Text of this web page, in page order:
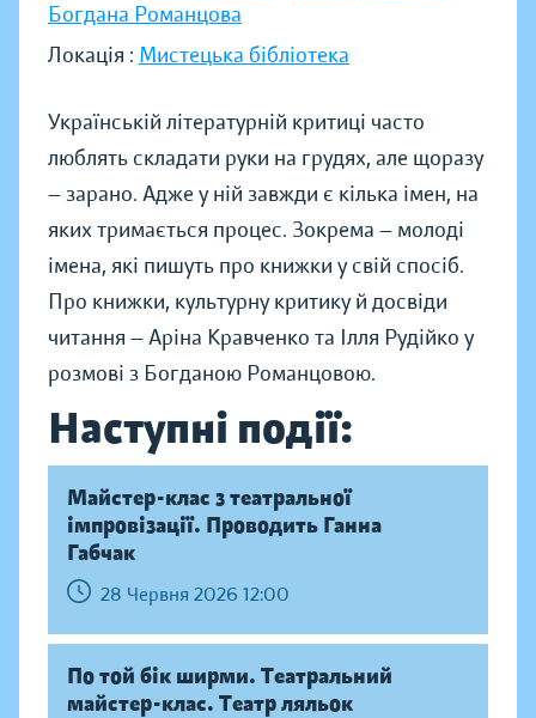
Богдана Романцова
Локація : Мистецька бібліотека
Українській літературній критиці часто
люблять складати руки на грудях, але щоразу
— зарано. Адже у ній завжди є кілька імен, на
яких тримається процес. Зокрема — молоді
імена, які пишуть про книжки у свій спосіб.
Про книжки, культурну критику й досвіди
читання — Аріна Кравченко та Ілля Рудійко у
розмові з Богданою Романцовою.
Наступні події:
Майстер-клас з театральної
імпровізації. Проводить Ганна
Габчак
28 Червня 2026 12:00
По той бік ширми. Театральний
майстер-клас. Театр ляльок